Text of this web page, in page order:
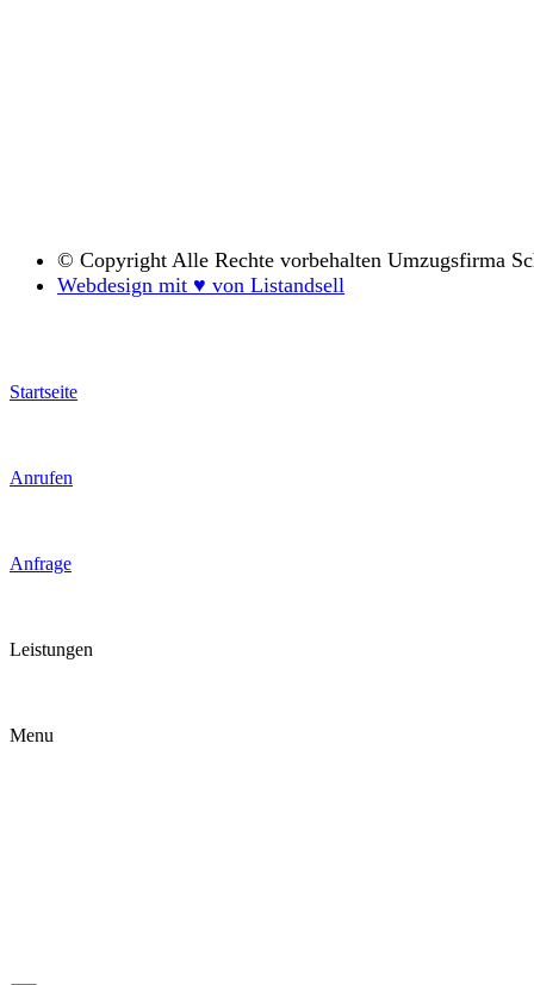
© Copyright Alle Rechte vorbehalten Umzugsfirma
Webdesign mit ♥ von Listandsell
Startseite
Anrufen
Anfrage
Leistungen
Menu